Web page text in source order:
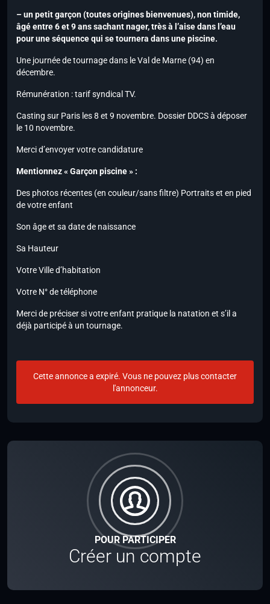
POUR PARTICIPER
Créer un compte
– un petit garçon (toutes origines bienvenues), non timide,
âgé entre 6 et 9 ans sachant nager, très à l’aise dans l’eau
pour une séquence qui se tournera dans une piscine.
Une journée de tournage dans le Val de Marne (94) en
décembre.
Rémunération : tarif syndical TV.
Casting sur Paris les 8 et 9 novembre. Dossier DDCS à déposer
le 10 novembre.
Merci d’envoyer votre candidature
Mentionnez « Garçon piscine » :
Des photos récentes (en couleur/sans filtre) Portraits et en pied
de votre enfant
Son âge et sa date de naissance
Sa Hauteur
Votre Ville d’habitation
Votre N° de téléphone
Merci de préciser si votre enfant pratique la natation et s’il a
déjà participé à un tournage.
Cette annonce a expiré. Vous ne pouvez plus contacter
l'annonceur.